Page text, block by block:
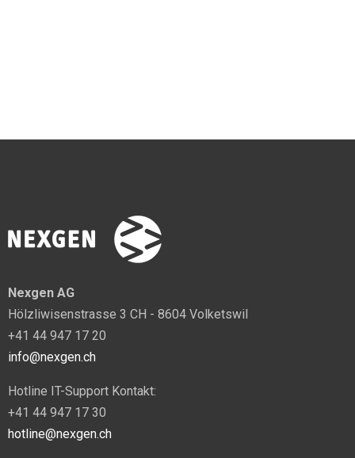
Nexgen AG
Hölzliwisenstrasse 3 CH - 8604 Volketswil
+41 44 947 17 20
info@nexgen.ch
Hotline IT-Support Kontakt:
+41 44 947 17 30
hotline@nexgen.ch